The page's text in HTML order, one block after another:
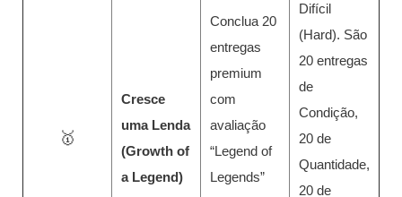
🥇
Cresce
uma Lenda
(Growth of
a Legend)
Conclua 20
entregas
premium
com
avaliação
“Legend of
Legends”
Difícil
(Hard). São
20 entregas
de
Condição,
20 de
Quantidade,
20 de